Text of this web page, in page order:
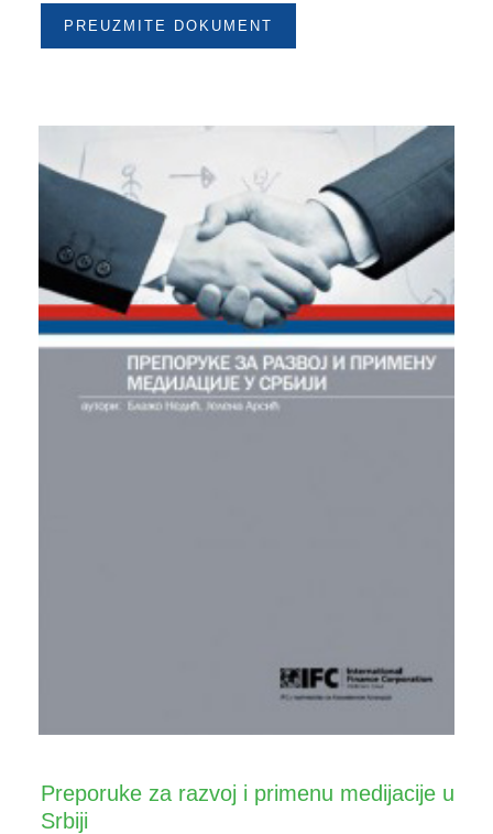
PREUZMITE DOKUMENT
Preporuke za razvoj i primenu medijacije u
Srbiji